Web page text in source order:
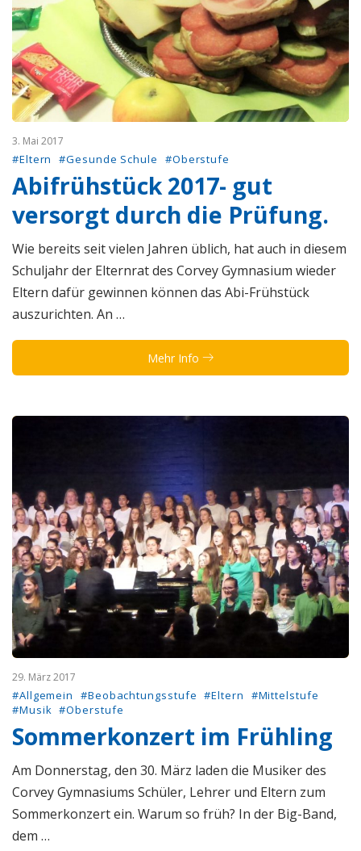
3. Mai 2017
#Eltern #Gesunde Schule #Oberstufe
Abifrühstück 2017- gut
versorgt durch die Prüfung.
Wie bereits seit vielen Jahren üblich, hat auch in diesem
Schuljahr der Elternrat des Corvey Gymnasium wieder
Eltern dafür gewinnen können das Abi-Frühstück
auszurichten. An …
Mehr Info
29. März 2017
#Allgemein #Beobachtungsstufe #Eltern
#Mittelstufe
#Musik #Oberstufe
Sommerkonzert im Frühling
Am Donnerstag, den 30. März laden die Musiker des
Corvey Gymnasiums Schüler, Lehrer und Eltern zum
Sommerkonzert ein. Warum so früh? In der Big-Band,
dem …